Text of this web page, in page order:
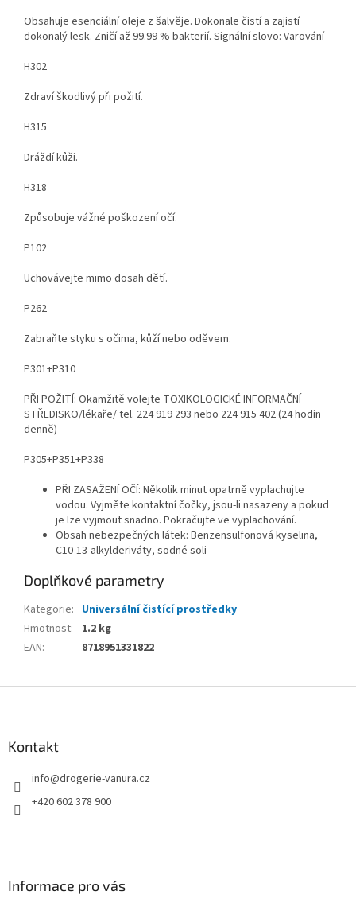
Obsahuje esenciální oleje z šalvěje. Dokonale čistí a zajistí
dokonalý lesk. Zničí až 99.99 % bakterií. Signální slovo: Varování
H302
Zdraví škodlivý při požití.
H315
Dráždí kůži.
H318
Způsobuje vážné poškození očí.
P102
Uchovávejte mimo dosah dětí.
P262
Zabraňte styku s očima, kůží nebo oděvem.
P301+P310
PŘI POŽITÍ: Okamžitě volejte TOXIKOLOGICKÉ INFORMAČNÍ
STŘEDISKO/lékaře/ tel. 224 919 293 nebo 224 915 402 (24 hodin
denně)
P305+P351+P338
PŘI ZASAŽENÍ OČÍ: Několik minut opatrně vyplachujte
vodou. Vyjměte kontaktní čočky, jsou-li nasazeny a pokud
je lze vyjmout snadno. Pokračujte ve vyplachování.
Obsah nebezpečných látek: Benzensulfonová kyselina,
C10-13-alkylderiváty, sodné soli
Doplňkové parametry
Kategorie: Universální čistící prostředky
Hmotnost:
1.2 kg
EAN: 8718951331822
Kontakt
info@drogerie-vanura.cz
+420 602 378 900
Informace pro vás